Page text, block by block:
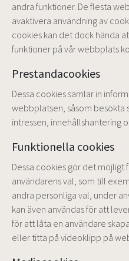
andra funktioner. De flesta
avaktivera användning av
cookies kan det dock hända
funktioner på vår webbplats
Prestandacookies
Dessa cookies samlar in
webbplatsen, såsom besökta
intressen, innehållshantering
Funktionella cookies
Dessa cookies gör det
användarens val, som till
andra personliga val, under
kan även användas för att
för att låta en användare
eller titta på videoklipp på